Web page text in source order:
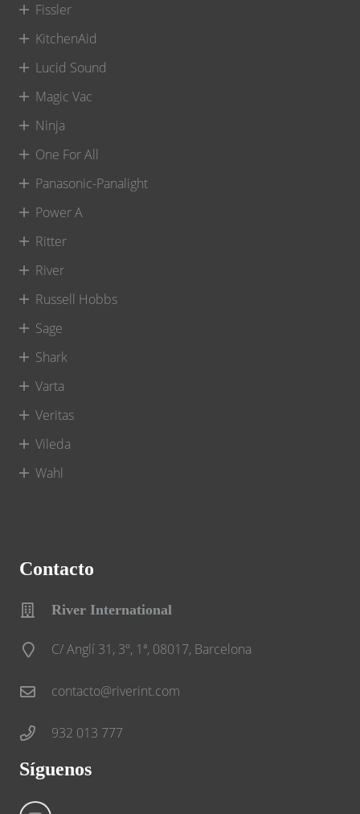
Fissler
KitchenAid
Lucid Sound
Magic Vac
Ninja
One For All
Panasonic-Panalight
Power A
Ritter
River
Russell Hobbs
Sage
Shark
Varta
Veritas
Vileda
Wahl
Contacto
River International
C/ Anglí 31, 3º, 1ª, 08017, Barcelona
contacto@riverint.com
932 013 777
Síguenos